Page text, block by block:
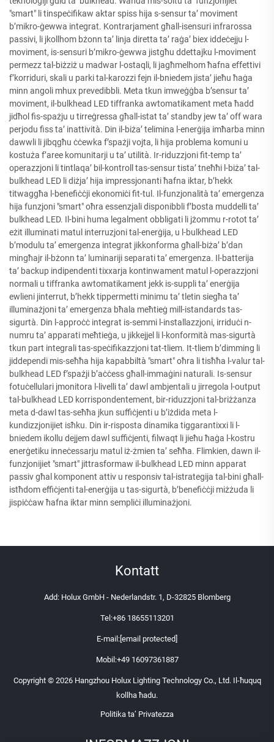
"smart" li tinspeċifikaw aktar spiss hija s-sensur ta’ moviment
b’mikro-ġewwa integrat. Kontrarjament għall-isensuri infrarossa
passivi, li jkollhom bżonn ta’ linja diretta ta’ raġa’ biex iddeċejju l-
moviment, is-sensuri b’mikro-ġewwa jistgħu ddettajku l-moviment
permezz tal-biżziż u madwar l-ostaqli, li jagħmelhom ħafna effettivi
f’korriduri, skali u parki tal-karozzi fejn il-bniedem jista’ jieħu ħaġa
minn angoli mhux prevedibbli. Meta tkun imweġġba b’sensur ta’
moviment, il-bulkhead LED tiffranka awtomatikament meta ħadd
jidħol fis-spażju u tirreġressa għall-istat ta’ standby jew ta’ off wara
perjodu fiss ta’ inattività. Din il-biża’ telimina l-enerġija imħarba minn
dawwli li jibqgħu ċċewka f’spażji vojta, li hija problema komuni u
kostuża f’aree komunitarji u ta’ utilità. Ir-riduzzjoni fit-temp ta’
operazzjoni li tintlaqa’ bil-kontroll tas-sensur tista’ tneħħi l-biża’ tal-
bulkhead LED li diżja’ hija impressjonanti ħafna iktar, b’hekk
titwaggħa l-benefiċċji ekonomiċi fit-tul. Il-funzjonalità ta’ emergenza
hija funzjoni "smart" oħra essenzjali disponibbli f’bosta muddelli ta’
bulkhead LED. Il-bini huma legalment obbligati li jżommu r-rotot ta’
eżit illuminati matul interruzjoni tal-enerġija, u l-bulkhead LED
b’modulu ta’ emergenza integrat jikkonforma għall-biża’ b’dan
mingħajr il-bżonn ta’ luminariji separati ta’ emergenza. Il-batterija
ta’ backup indipendenti tixxarja kontinwament matul l-operazzjoni
normali u tiffranka awtomatikament jekk is-suppli ta’ enerġija
ewlieni jinterrut, b’hekk tippermetti minimu ta’ tletin siegħa ta’
illuminażjoni ta’ emergenza bħala meħtieġ mill-istandards tas-
sigurtà. Din l-approċċ integrat is-semmi l-installazzjoni, irriduċi n-
numru ta’ apparati meħtieġa, u jikkejjel li l-konformità mas-sigurtà
tkun part integrali tas-speċifikazzjoni tat-tliem. It-tliem b’dimming li
jiddependi mis-seħħa hija kapabbiltà "smart" oħra li tisħħa l-valur tal-
bulkhead LED f’spażji b’aċċess għall-immaġini naturali. Is-sensur
fotuċellulari jmonitora l-livelli ta’ dawl ambjentali u jirregola l-output
tal-bulkhead LED korrispondentement, bir-riduzzjoni tal-briżżanza
meta d-dawl tas-seħħa jkun suffiċjenti u b’iżdida meta l-
kundizzjonijiet isħku. Din ir-risposta dinamika tiggarantixxi li l-
bniedem ikollu dejjem dawl suffiċjenti, filwaqt li jieħu ħaġa l-kostru
enerġetiku inneċessarju matul iż-żmien ta’ seħħa. Flimkien, dawn il-
funzjonijiet "smart" jittrasformaw il-bulkhead LED minn apparat
passiv għal komponent attiv u responsiv tal-istrategija tal-bini għall-
istħdom effiċjenti tal-enerġija u tas-sigurtà, b’benefiċċji miżżuda li
jispiċċaw ħafna iktar minn sempliċi illuminażjoni.
Kontatt
Add: Holux GmbH - Nederlandstr. 1, D-32825 Blomberg
Tel:+86 18655113201
E-mail: [email protected]
Mobil:+49 16097361887
Copyright © 2026 Hangzhou Holux Lighting Technology Co., Ltd. Il-ħuquq
kollha ħadu.
Politika ta’ Privatezza